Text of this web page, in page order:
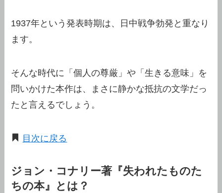
1937年という発表時期は、日中戦争勃発と重なり
ます。
そんな時代に「個人の尊厳」や「生きる意味」を
問いかけた本作は、まさに静かな抵抗の文学だっ
たと言えるでしょう。
目次に戻る
ジョン・コナリー著『失われたものた
ちの本』とは？